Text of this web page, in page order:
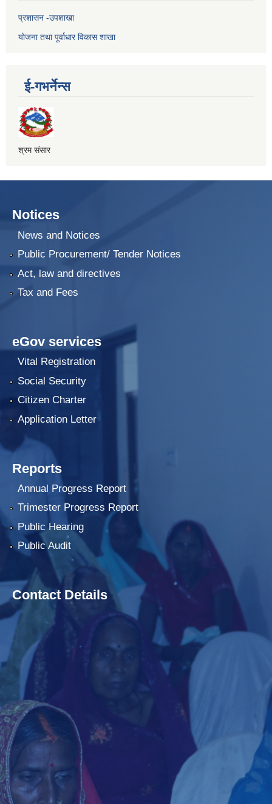
प्रशासन -उपशाखा
योजना तथा पूर्वाधार विकास शाखा
ई-गभर्नेन्स
श्रम संसार
Notices
News and Notices
Public Procurement/ Tender Notices
Act, law and directives
Tax and Fees
eGov services
Vital Registration
Social Security
Citizen Charter
Application Letter
Reports
Annual Progress Report
Trimester Progress Report
Public Hearing
Public Audit
Contact Details